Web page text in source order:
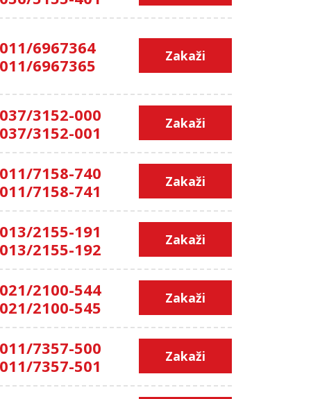
011/6967364
011/6967365
Zakaži
037/3152-000
037/3152-001
Zakaži
011/7158-740
011/7158-741
Zakaži
013/2155-191
013/2155-192
Zakaži
021/2100-544
021/2100-545
Zakaži
011/7357-500
011/7357-501
Zakaži